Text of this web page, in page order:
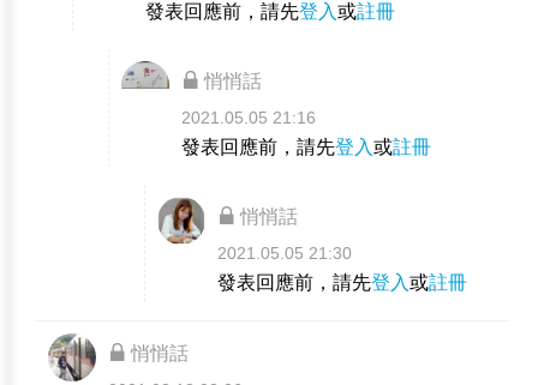
發表回應前，請先登入或註冊
悄悄話
2021.05.05 21:16
發表回應前，請先登入或註冊
悄悄話
2021.05.05 21:30
發表回應前，請先登入或註冊
悄悄話